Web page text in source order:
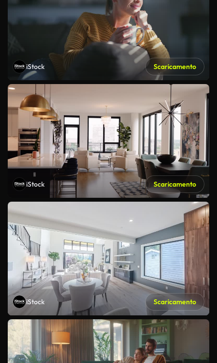
iStock Scaricamento
iStock Scaricamento
iStock Scaricamento